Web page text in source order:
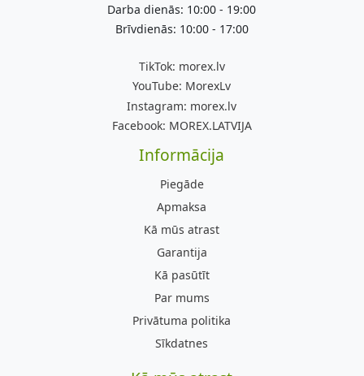
Darba dienās: 10:00 - 19:00
Brīvdienās: 10:00 - 17:00
TikTok: morex.lv
YouTube: MorexLv
Instagram: morex.lv
Facebook: MOREX.LATVIJA
Informācija
Piegāde
Apmaksa
Kā mūs atrast
Garantija
Kā pasūtīt
Par mums
Privātuma politika
Sīkdatnes